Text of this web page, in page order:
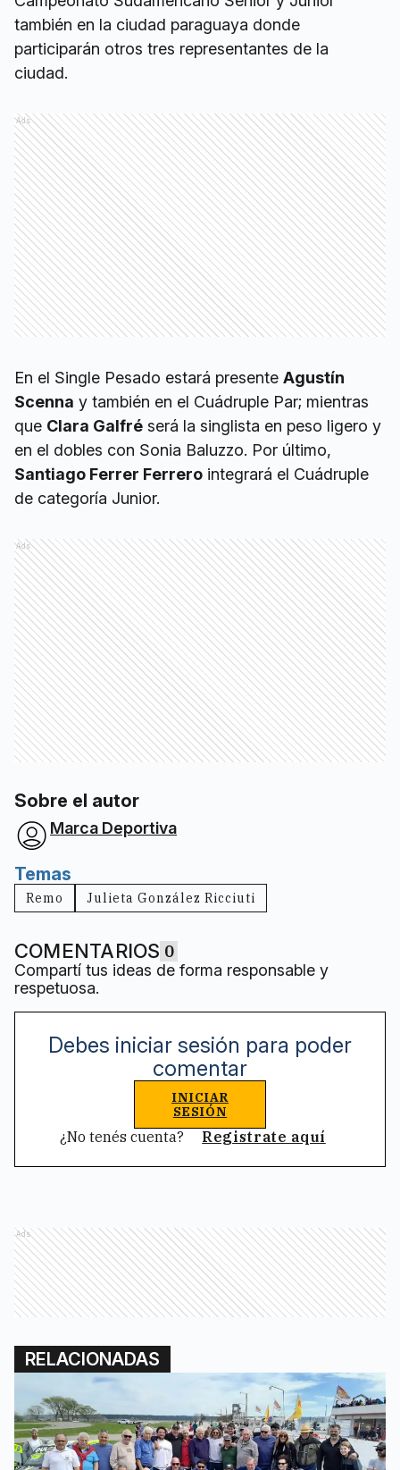
también en la ciudad paraguaya donde
participarán otros tres representantes de la
ciudad.
Ads
En el Single Pesado estará presente Agustín
Scenna y también en el Cuádruple Par; mientras
que Clara Galfré será la singlista en peso ligero y
en el dobles con Sonia Baluzzo. Por último,
Santiago Ferrer Ferrero integrará el Cuádruple
de categoría Junior.
Ads
Sobre el autor
Marca Deportiva
Temas
Remo Julieta González Ricciuti
COMENTARIOS 0
Compartí tus ideas de forma responsable y
respetuosa.
Debes iniciar sesión para poder
comentar
INICIAR
SESIÓN
¿No tenés cuenta? Registrate aquí
Ads
RELACIONADAS